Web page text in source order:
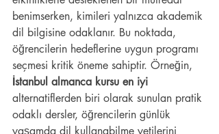
benimserken, kimileri yalnızca akademik
dil bilgisine odaklanır. Bu noktada,
öğrencilerin hedeflerine uygun programı
seçmesi kritik öneme sahiptir. Örneğin,
İstanbul almanca kursu en iyi
alternatiflerden biri olarak sunulan pratik
odaklı dersler, öğrencilerin günlük
yaşamda dil kullanabilme yetilerini